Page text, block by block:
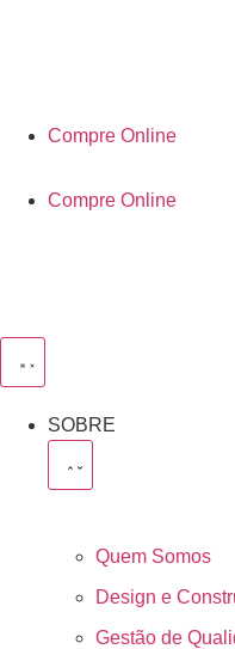
Compre Online
Compre Online
SOBRE
Quem Somos
Design e
Gestão de